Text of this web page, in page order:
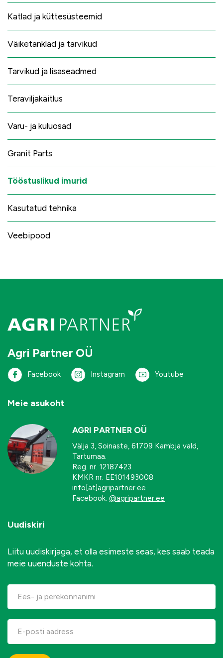
Katlad ja küttesüsteemid
Väiketanklad ja tarvikud
Tarvikud ja lisaseadmed
Teraviljakäitlus
Varu- ja kuluosad
Granit Parts
Tööstuslikud imurid
Kasutatud tehnika
Veebipood
Agri Partner OÜ
Facebook Instagram Youtube
Meie asukoht
AGRI PARTNER OÜ
Välja 3, Soinaste, 61709 Kambja vald,
Tartumaa.
Reg. nr. 12187423
KMKR nr. EE101493008
info[ät]agripartner.ee
Facebook: @agripartner.ee
Uudiskiri
Liitu uudiskirjaga, et olla esimeste seas, kes saab teada
meie uuenduste kohta.